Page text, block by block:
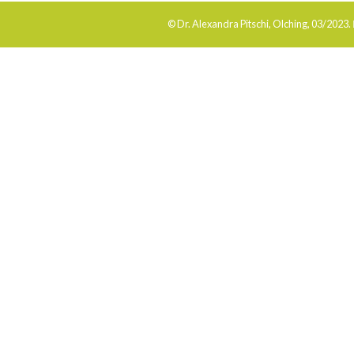
© Dr. Alexandra Pitschi, Olching, 03/2023.